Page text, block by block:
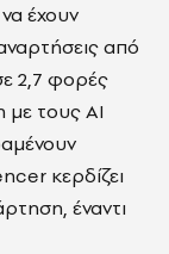
έχουν
από
2,7 φορές
με τους AI
κερδίζει
έναντι